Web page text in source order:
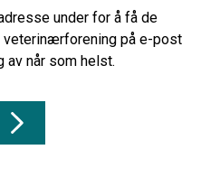
under for å få de
veterinærforening på e-post
av når som helst.